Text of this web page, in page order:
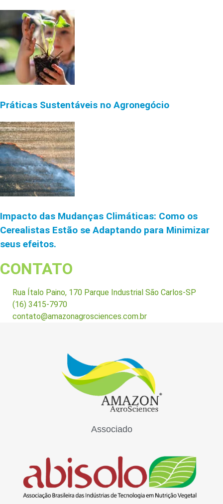
Práticas Sustentáveis no Agronegócio
Impacto das Mudanças Climáticas: Como os
Cerealistas Estão se Adaptando para Minimizar
seus efeitos.
CONTATO
Rua Ítalo Paino, 170 Parque Industrial São Carlos-SP
(16) 3415-7970
contato@amazonagrosciences.com.br
Associado